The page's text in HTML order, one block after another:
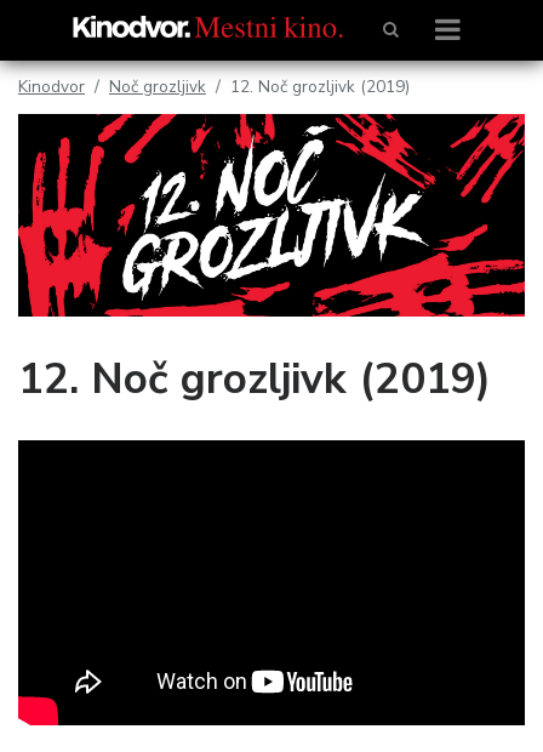
Kinodvor Noč grozljivk 12. Noč grozljivk (2019)
12. Noč grozljivk (2019)